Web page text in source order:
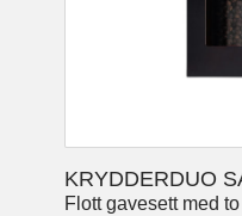
KRYDDERDUO
Flott gavesett med